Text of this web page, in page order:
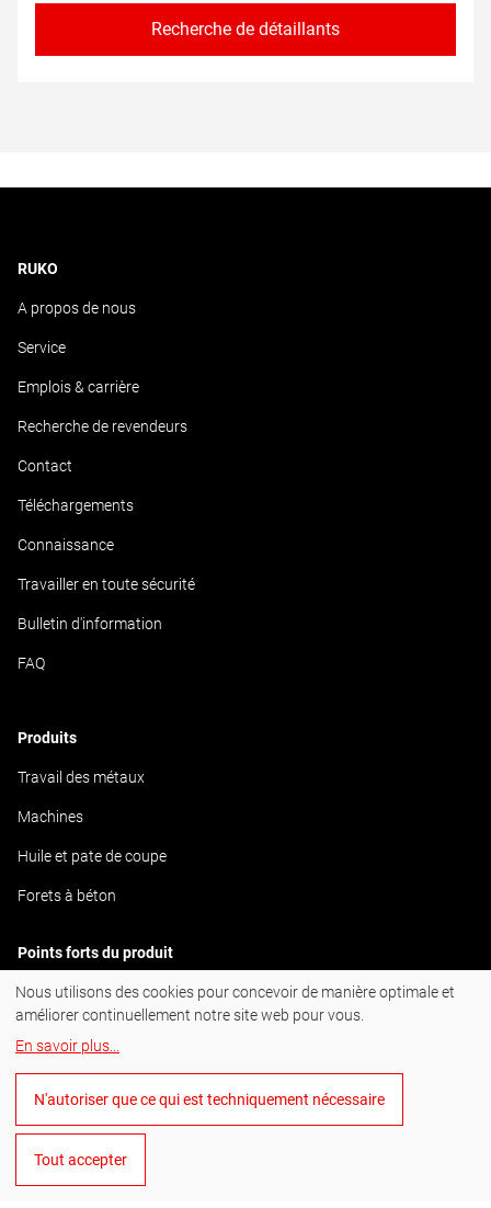
Recherche de détaillants
RUKO
A propos de nous
Service
Emplois & carrière
Recherche de revendeurs
Contact
Téléchargements
Connaissance
Travailler en toute sécurité
Bulletin d'information
FAQ
Produits
Travail des métaux
Machines
Huile et pate de coupe
Forets à béton
Points forts du produit
ULTIMATECUT
Instagram
YouTube
Nous utilisons des cookies pour concevoir de manière optimale et
améliorer continuellement notre site web pour vous.
En savoir plus
N'autoriser que ce qui est techniquement nécessaire
Tout accepter